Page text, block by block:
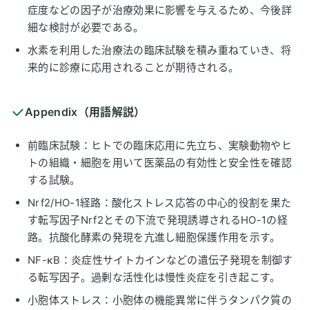
症度などの因子が治療効果に影響を与えるため、今後詳
細な検討が必要である。
水素を利用した治療法の臨床試験を積み重ねていき、将
来的に診療に応用されることが期待される。
Appendix（用語解説）
前臨床試験：ヒトでの臨床応用に先立ち、実験動物やヒ
トの組織・細胞を用いて医薬品の有効性と安全性を確認
する試験。
Nrf2/HO-1経路：酸化ストレス応答の中心的役割を果た
す転写因子Nrf2とその下流で発現誘導されるHO-1の経
路。抗酸化酵素の発現を亢進し細胞保護作用を示す。
NF-κB：炎症性サイトカインなどの遺伝子発現を制御す
る転写因子。過剰な活性化は慢性炎症を引き起こす。
小胞体ストレス：小胞体の機能異常に伴うタンパク質の